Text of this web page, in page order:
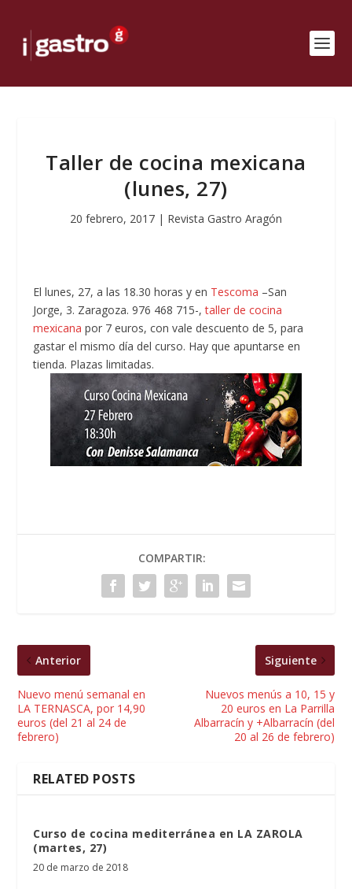
Taller de cocina mexicana
(lunes, 27)
20 febrero, 2017 | Revista Gastro Aragón
El lunes, 27, a las 18.30 horas y en Tescoma –San
Jorge, 3. Zaragoza. 976 468 715-,taller de cocina
mexicana por 7 euros, con vale descuento de 5, para
gastar el mismo día del curso. Hay que apuntarse en
tienda. Plazas limitadas.
COMPARTIR:
Anterior
Nuevo menú semanal en
LA TERNASCA, por 14,90
euros (del 21 al 24 de
febrero)
Siguiente
Nuevos menús a 10, 15 y
20 euros en La Parrilla
Albarracín y +Albarracín (del
20 al 26 de febrero)
RELATED POSTS
Curso de cocina mediterránea en LA ZAROLA
(martes, 27)
20 de marzo de 2018